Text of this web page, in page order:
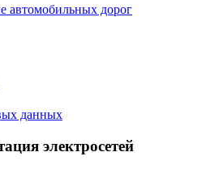
автомобильных дорог
данных
электросетей